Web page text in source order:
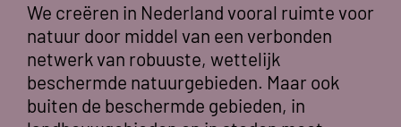
We creëren in Nederland vooral ruimte voor
natuur door middel van een verbonden
netwerk van robuuste, wettelijk
beschermde natuurgebieden. Maar ook
buiten de beschermde gebieden, in